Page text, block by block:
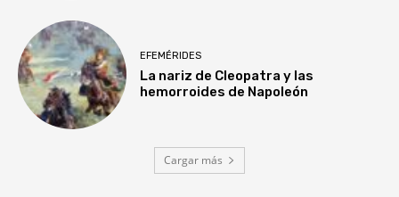
EFEMÉRIDES
La nariz de Cleopatra y las
hemorroides de Napoleón
Cargar más